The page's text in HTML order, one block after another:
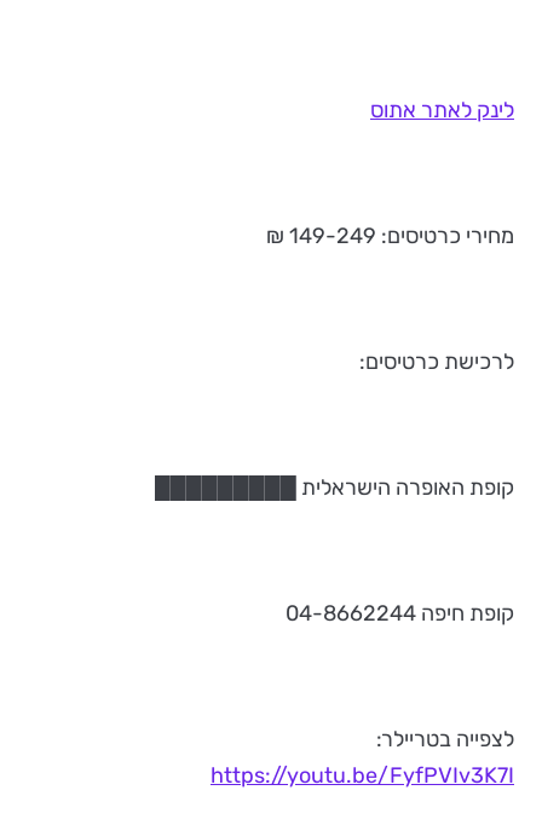
לינק לאתר אתוס
מחירי כרטיסים: 149-249 ₪
לרכישת כרטיסים:
קופת האופרה הישראלית █████████
קופת חיפה 04-8662244
לצפייה בטריילר:
https://youtu.be/FyfPVIv3K7I